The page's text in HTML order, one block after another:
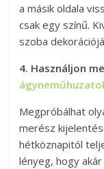
a másik oldala
csak egy színű.
szoba
4. Használjon
Megpróbálhat
merész
hétköznapitól
lényeg, hogy